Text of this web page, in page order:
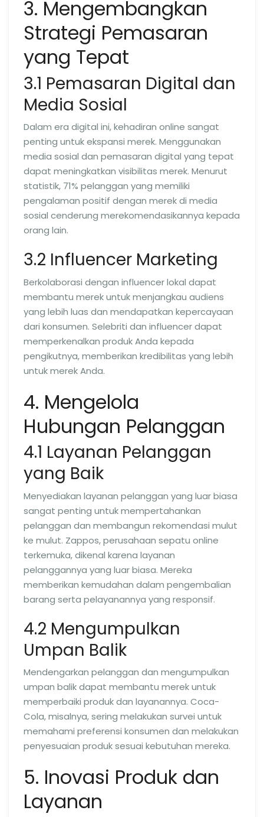
3. Mengembangkan
Strategi Pemasaran
yang Tepat
3.1 Pemasaran Digital dan
Media Sosial
Dalam era digital ini, kehadiran online sangat
penting untuk ekspansi merek. Menggunakan
media sosial dan pemasaran digital yang tepat
dapat meningkatkan visibilitas merek. Menurut
statistik, 71% pelanggan yang memiliki
pengalaman positif dengan merek di media
sosial cenderung merekomendasikannya kepada
orang lain.
3.2 Influencer Marketing
Berkolaborasi dengan influencer lokal dapat
membantu merek untuk menjangkau audiens
yang lebih luas dan mendapatkan kepercayaan
dari konsumen. Selebriti dan influencer dapat
memperkenalkan produk Anda kepada
pengikutnya, memberikan kredibilitas yang lebih
untuk merek Anda.
4. Mengelola
Hubungan Pelanggan
4.1 Layanan Pelanggan
yang Baik
Menyediakan layanan pelanggan yang luar biasa
sangat penting untuk mempertahankan
pelanggan dan membangun rekomendasi mulut
ke mulut. Zappos, perusahaan sepatu online
terkemuka, dikenal karena layanan
pelanggannya yang luar biasa. Mereka
memberikan kemudahan dalam pengembalian
barang serta pelayanannya yang responsif.
4.2 Mengumpulkan
Umpan Balik
Mendengarkan pelanggan dan mengumpulkan
umpan balik dapat membantu merek untuk
memperbaiki produk dan layanannya. Coca-
Cola, misalnya, sering melakukan survei untuk
memahami preferensi konsumen dan melakukan
penyesuaian produk sesuai kebutuhan mereka.
5. Inovasi Produk dan
Layanan